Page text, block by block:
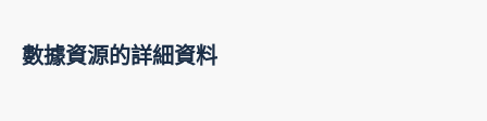
數據資源的詳細資料